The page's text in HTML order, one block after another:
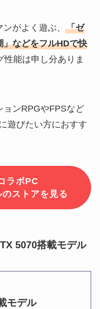
がよく遊ぶ、 「ゼ
などをフルHDで快
性能は申し分ありま
ョンRPGやFPSなど
遊びたい方におすす
ラボPC
ストアを見る
5070搭載モデル
モデル